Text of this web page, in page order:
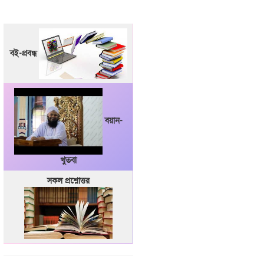
বই-প্রবন্ধ
বয়ান-
খুতবা
সকল প্রশ্নোত্তর